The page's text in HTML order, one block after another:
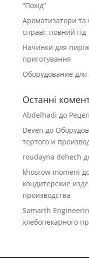
“Похід”
Ароматизатори та
справі: повний гід
Начинки для
приготування
Оборудование для
Останні
Abdelhadi до
Deven до
тертого и
roudayna dehech
khosrow momeni
кондитерские
производства
Samarth
хлебопекарного